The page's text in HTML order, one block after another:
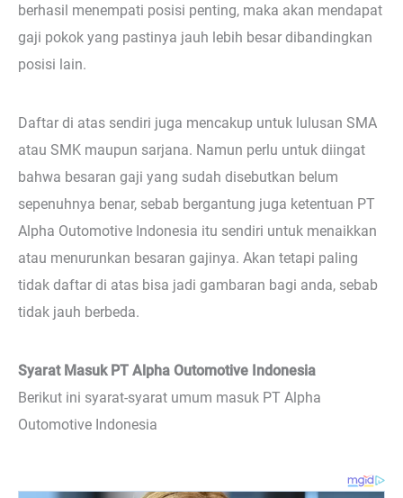
berhasil menempati posisi penting, maka akan mendapat
gaji pokok yang pastinya jauh lebih besar dibandingkan
posisi lain.
Daftar di atas sendiri juga mencakup untuk lulusan SMA
atau SMK maupun sarjana. Namun perlu untuk diingat
bahwa besaran gaji yang sudah disebutkan belum
sepenuhnya benar, sebab bergantung juga ketentuan PT
Alpha Outomotive Indonesia itu sendiri untuk menaikkan
atau menurunkan besaran gajinya. Akan tetapi paling
tidak daftar di atas bisa jadi gambaran bagi anda, sebab
tidak jauh berbeda.
Syarat Masuk PT Alpha Outomotive Indonesia
Berikut ini syarat-syarat umum masuk PT Alpha
Outomotive Indonesia